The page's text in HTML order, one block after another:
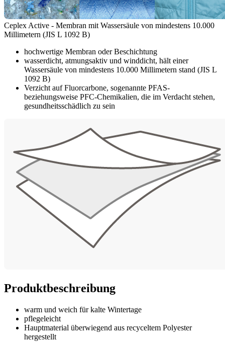
Ceplex Active - Membran mit Wassersäule von mindestens 10.000
Millimetern (JIS L 1092 B)
hochwertige Membran oder Beschichtung
wasserdicht, atmungsaktiv und winddicht, hält einer
Wassersäule von mindestens 10.000 Millimetern stand (JIS L
1092 B)
Verzicht auf Fluorcarbone, sogenannte PFAS-
beziehungsweise PFC-Chemikalien, die im Verdacht stehen,
gesundheitsschädlich zu sein
Produktbeschreibung
warm und weich für kalte Wintertage
pflegeleicht
Hauptmaterial überwiegend aus recyceltem Polyester
hergestellt